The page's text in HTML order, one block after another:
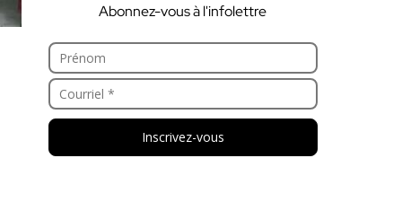
Abonnez-vous à l'infolettre
Inscrivez-vous